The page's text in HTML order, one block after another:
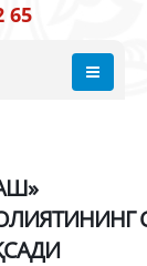
65